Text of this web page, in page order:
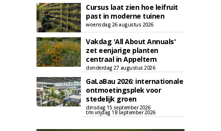
Cursus laat zien hoe leifruit
past in moderne tuinen
woensdag 26 augustus 2026
Vakdag 'All About Annuals'
zet eenjarige planten
centraal in Appeltern
donderdag 27 augustus 2026
GaLaBau 2026: internationale
ontmoetingsplek voor
stedelijk groen
dinsdag 15 september 2026
t/m vrijdag 18 september 2026